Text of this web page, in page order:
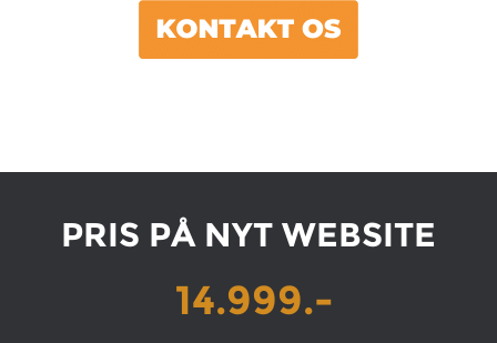
PRIS PÅ NYT WEBSITE
14.999.-